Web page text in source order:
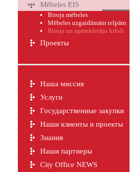
Mēbeles EIS
Biroja mēbeles
Mēbeles uzgaidāmām telpām
Biroja un apmekletāju krēsli
Проекты
Наша миссия
Услуги
Государственные закупки
Наши клиенты и проекты
Знания
Наши партнеры
City Office NEWS